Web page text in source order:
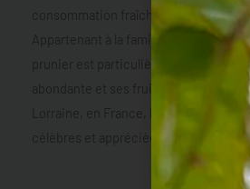
consommation fraîche, les confitures
Appartenant à la famille des
prunier est particulièrement
abondante et ses fruits de haute
Lorraine, en France, la Mirabelle de